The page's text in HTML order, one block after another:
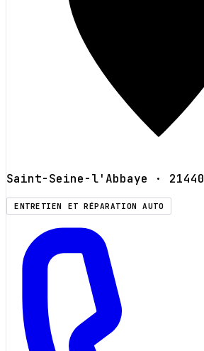
Saint-Seine-l'Abbaye · 21440
ENTRETIEN ET RÉPARATION AUTO